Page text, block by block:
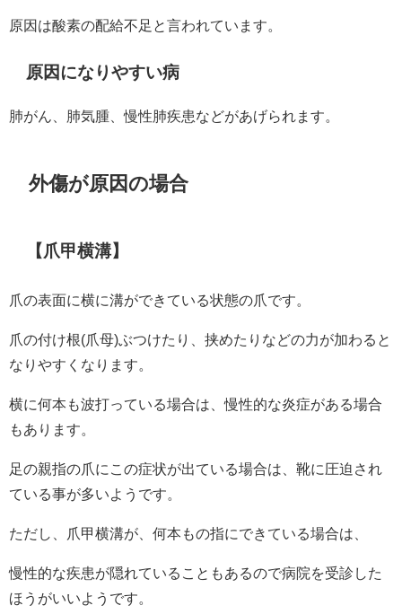
原因は酸素の配給不足と言われています。
原因になりやすい病
肺がん、肺気腫、慢性肺疾患などがあげられます。
外傷が原因の場合
【爪甲横溝】
爪の表面に横に溝ができている状態の爪です。
爪の付け根(爪母)ぶつけたり、挟めたりなどの力が加わると
なりやすくなります。
横に何本も波打っている場合は、慢性的な炎症がある場合
もあります。
足の親指の爪にこの症状が出ている場合は、靴に圧迫され
ている事が多いようです。
ただし、爪甲横溝が、何本もの指にできている場合は、
慢性的な疾患が隠れていることもあるので病院を受診した
ほうがいいようです。